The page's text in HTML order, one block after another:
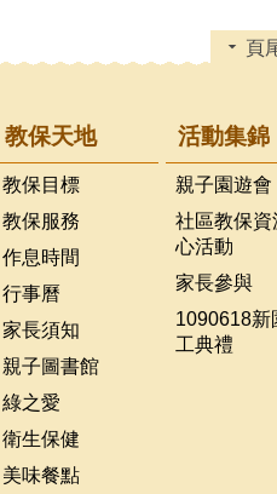
頁
教保天地
教保目標
教保服務
作息時間
行事曆
家長須知
親子圖書館
綠之愛
衛生保健
美味餐點
活動集錦
親子園遊會
社區教保資
心活動
家長參與
1090618新
工典禮